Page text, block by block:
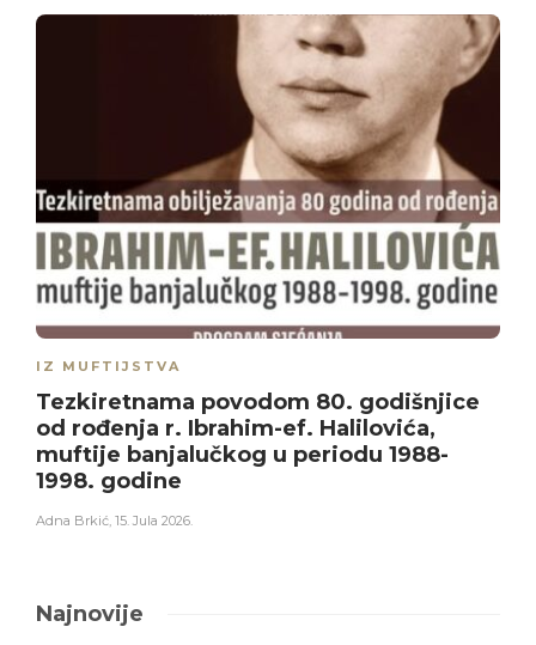
IZ MUFTIJSTVA
Tezkiretnama povodom 80. godišnjice
od rođenja r. Ibrahim-ef. Halilovića,
muftije banjalučkog u periodu 1988-
1998. godine
Adna Brkić, 15. Jula 2026.
Najnovije